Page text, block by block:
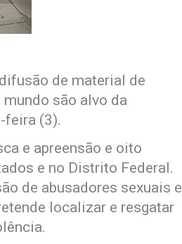
de material de
são alvo da
feira (3).
e apreensão e oito
e no Distrito Federal.
de abusadores sexuais e
localizar e resgatar